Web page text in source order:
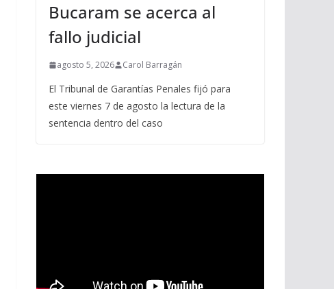
Bucaram se acerca al
fallo judicial
agosto 5, 2026 Carol Barragán
El Tribunal de Garantías Penales fijó para
este viernes 7 de agosto la lectura de la
sentencia dentro del caso